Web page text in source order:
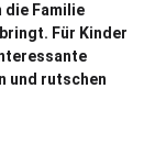
die Familie
Für Kinder
und rutschen